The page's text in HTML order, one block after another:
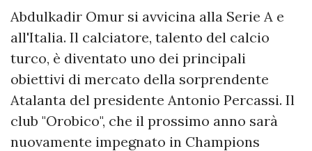
Abdulkadir Omur si avvicina alla Serie A e
all'Italia. Il calciatore, talento del calcio
turco, è diventato uno dei principali
obiettivi di mercato della sorprendente
Atalanta del presidente Antonio Percassi. Il
club "Orobico", che il prossimo anno sarà
nuovamente impegnato in Champions